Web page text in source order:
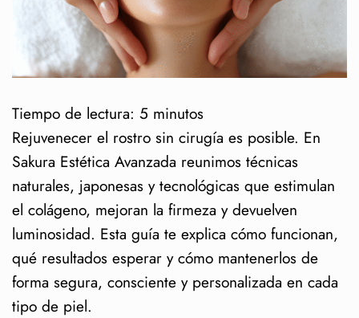
Tiempo de lectura: 5 minutos
Rejuvenecer el rostro sin cirugía es posible. En
Sakura Estética Avanzada reunimos técnicas
naturales, japonesas y tecnológicas que estimulan
el colágeno, mejoran la firmeza y devuelven
luminosidad. Esta guía te explica cómo funcionan,
qué resultados esperar y cómo mantenerlos de
forma segura, consciente y personalizada en cada
tipo de piel.